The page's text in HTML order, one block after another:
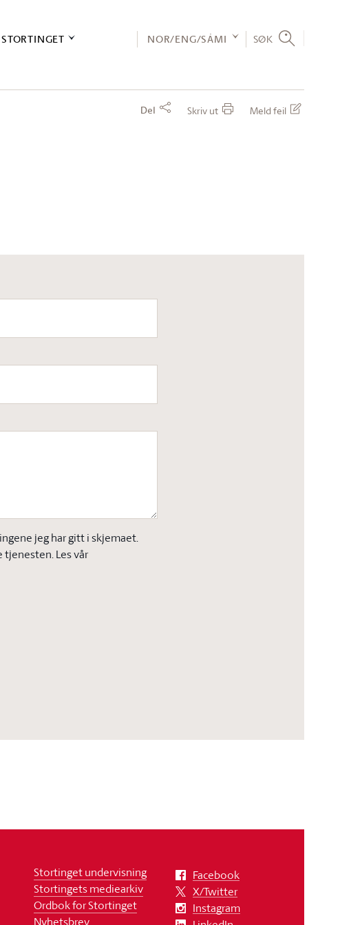
NOR/ENG/SÁMI SØK
Del Skriv ut Meld feil
jeg har gitt i skjemaet.
Les vår
Stortinget undervisning
Stortingets mediearkiv
Ordbok for Stortinget
Nyhetsbrev
Facebook
X/Twitter
Instagram